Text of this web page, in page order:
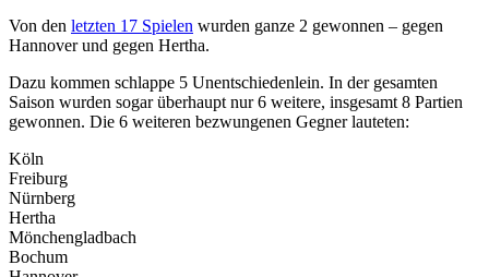
Von den letzten 17 Spielen wurden ganze 2 gewonnen – gegen
Hannover und gegen Hertha.
Dazu kommen schlappe 5 Unentschiedenlein. In der gesamten
Saison wurden sogar überhaupt nur 6 weitere, insgesamt 8 Partien
gewonnen. Die 6 weiteren bezwungenen Gegner lauteten:
Köln
Freiburg
Nürnberg
Hertha
Mönchengladbach
Bochum